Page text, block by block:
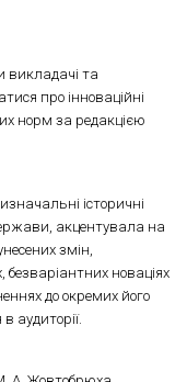
викладачі та
про інноваційні
норм за редакцією
історичні
акцентувала на
змін,
безваріантних новаціях
до окремих його
аудиторії.